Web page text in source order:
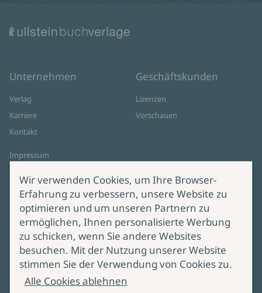
Unternehmen
Verlag
Karriere
Kontakt
Impressum
Cookie-Einstellungen
AGB Online Shop
Geschäftskunden
Lizenzen
Vorschauen
Service
Lieferung & Versand
Produktsicherheit
Bei Fragen zur Produktsicherheit
wenden Sie sich bitte an
Wir verwenden Cookies, um Ihre Browser-
Erfahrung zu verbessern, unsere Website zu
optimieren und um unseren Partnern zu
ermöglichen, Ihnen personalisierte Werbung
zu schicken, wenn Sie andere Websites
besuchen. Mit der Nutzung unserer Website
stimmen Sie der Verwendung von Cookies zu.
Alle Cookies ablehnen